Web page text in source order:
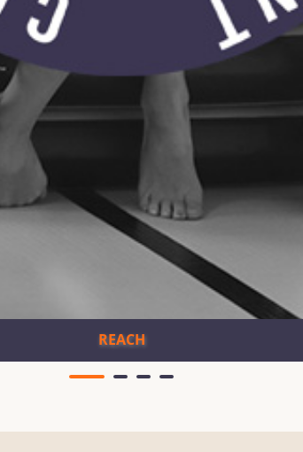
REACH